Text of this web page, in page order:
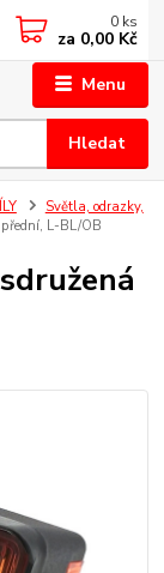
Menu
Hledat
0 ks
za 0,00 Kč
Světla, odrazky,
L-BL/OB